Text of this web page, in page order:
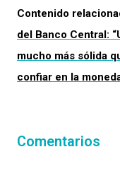
Contenido
del Banco Central:
mucho más sólida
confiar en la
Comentarios